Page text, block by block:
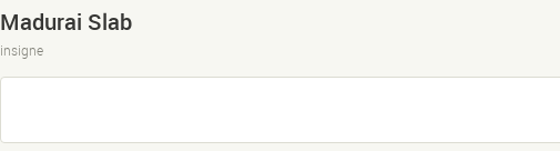
Madurai Slab
insigne